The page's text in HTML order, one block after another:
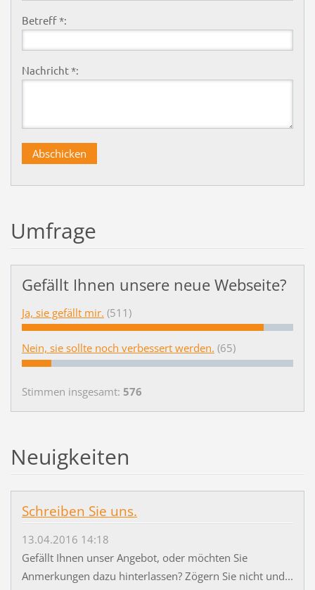
Betreff *:
Nachricht *:
Umfrage
Gefällt Ihnen unsere neue Webseite?
Ja, sie gefällt mir. (511)
Nein, sie sollte noch verbessert werden. (65)
Stimmen insgesamt: 576
Neuigkeiten
Schreiben Sie uns.
13.04.2016 14:18
Gefällt Ihnen unser Angebot, oder möchten Sie
Anmerkungen dazu hinterlassen? Zögern Sie nicht und...